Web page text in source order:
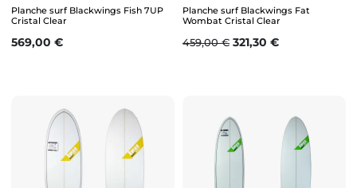
Planche surf Blackwings Fish 7UP
Cristal Clear
Prix
569,00 €
Planche surf Blackwings Fat
Wombat Cristal Clear
Prix de base
459,00 € Prix
321,30 €